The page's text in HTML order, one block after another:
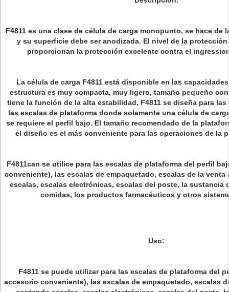
F4811 es una clase de célula de carga monopunto, se hace de
y su superficie debe ser anodizada. El nivel de la protección
proporcionan la protección excelente contra el
La célula de carga F4811 está disponible en las
estructura es muy compacta, muy ligero, tamaño pequeño
tiene la función de la alta estabilidad, F4811 se diseña para
las escalas de plataforma donde solamente una célula de
se requiere el perfil bajo. El tamaño recomendado de la
el diseño es el más conveniente para las operaciones de la
F4811can se utilice para las escalas de plataforma del perfil
conveniente), las escalas de empaquetado, escalas de la venta
escalas, escalas electrónicas, escalas del poste, la sustancia
comidas, los productos farmacéuticos y otros
Uso:
F4811 se puede utilizar para las escalas de plataforma del
accesorio conveniente), las escalas de empaquetado, escalas